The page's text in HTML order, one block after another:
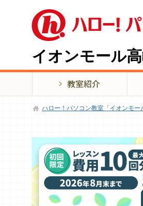
イオンモール
ハロー！パソコン教室「イオンモー